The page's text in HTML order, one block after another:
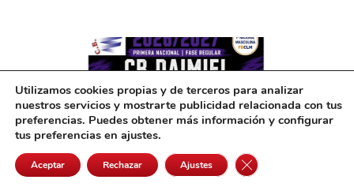
Utilizamos cookies propias y de terceros para analizar
nuestros servicios y mostrarte publicidad relacionada con tus
preferencias. Puedes obtener más información y configurar
tus preferencias en ajustes.
Aceptar Rechazar Ajustes Cerrar el banner de